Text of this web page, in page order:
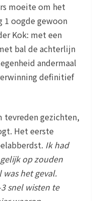
moeite om het
1 oogde gewoon
Kok: met een
bal de achterlijn
andermaal
definitief
tevreden gezichten,
Het eerste
Ik had
op zouden
het geval.
snel wisten te